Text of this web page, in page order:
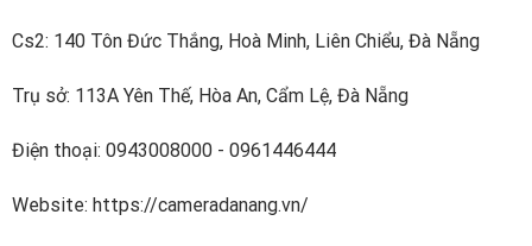
Cs2: 140 Tôn Đức Thắng, Hoà Minh, Liên Chiểu, Đà Nẵng
Trụ sở: 113A Yên Thế, Hòa An, Cẩm Lệ, Đà Nẵng
Điện thoại: 0943008000 - 0961446444
Website: https://cameradanang.vn/